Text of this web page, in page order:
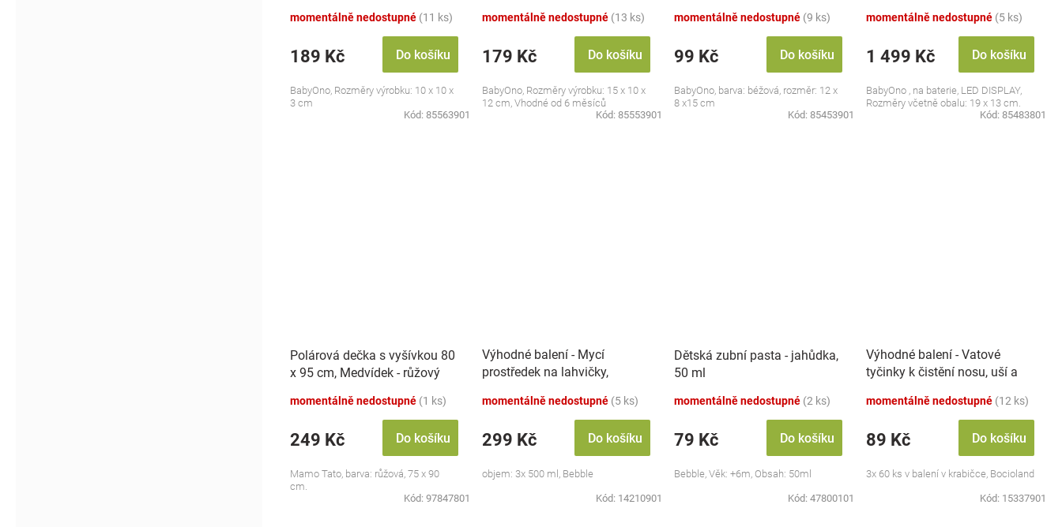
momentálně nedostupné (11 ks)
189 Kč Do košíku
BabyOno, Rozměry výrobku: 10 x 10 x
3 cm
Kód: 85563901
momentálně nedostupné (13 ks)
179 Kč Do košíku
BabyOno, Rozměry výrobku: 15 x 10 x
12 cm, Vhodné od 6 měsíců
Kód: 85553901
momentálně nedostupné (9 ks)
99 Kč Do košíku
BabyOno, barva: béžová, rozměr: 12 x
8 x15 cm
Kód: 85453901
momentálně nedostupné (5 ks)
1 499 Kč Do košíku
BabyOno , na baterie, LED DISPLAY,
Rozměry včetně obalu: 19 x 13 cm.
Kód: 85483801
Polárová dečka s vyšívkou 80
x 95 cm, Medvídek - růžový
momentálně nedostupné (1 ks)
249 Kč Do košíku
Mamo Tato, barva: růžová, 75 x 90
cm.
Kód: 97847801
Výhodné balení - Mycí
prostředek na lahvičky,
momentálně nedostupné (5 ks)
299 Kč Do košíku
objem: 3x 500 ml, Bebble
Kód: 14210901
Dětská zubní pasta - jahůdka,
50 ml
momentálně nedostupné (2 ks)
79 Kč Do košíku
Bebble, Věk: +6m, Obsah: 50ml
Kód: 47800101
Výhodné balení - Vatové
tyčinky k čistění nosu, uší a
momentálně nedostupné (12 ks)
89 Kč Do košíku
3x 60 ks v balení v krabičce, Bocioland
Kód: 15337901